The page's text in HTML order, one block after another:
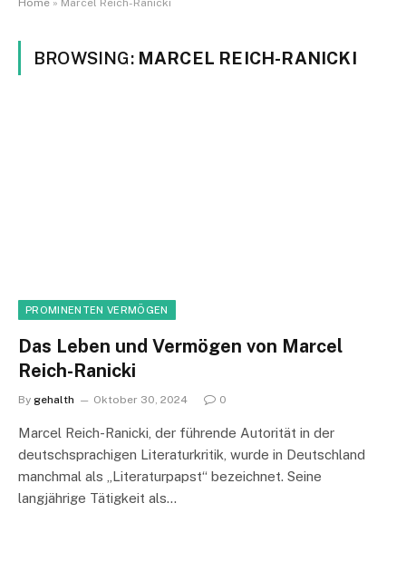
Home » Marcel Reich-Ranicki
BROWSING: MARCEL REICH-RANICKI
PROMINENTEN VERMÖGEN
Das Leben und Vermögen von Marcel
Reich-Ranicki
By gehalth Oktober 30, 2024 0
Marcel Reich-Ranicki, der führende Autorität in der
deutschsprachigen Literaturkritik, wurde in Deutschland
manchmal als „Literaturpapst“ bezeichnet. Seine
langjährige Tätigkeit als…